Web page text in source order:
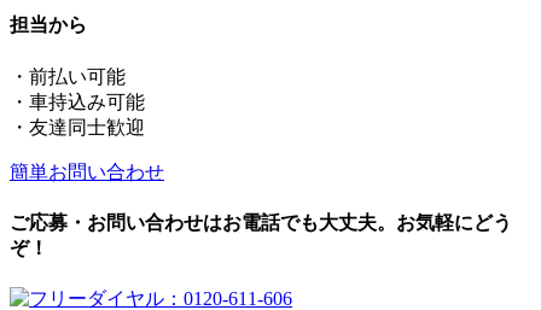
担当から
・前払い可能
・車持込み可能
・友達同士歓迎
簡単お問い合わせ
ご応募・お問い合わせはお電話でも大丈夫。お気軽にどう
ぞ！